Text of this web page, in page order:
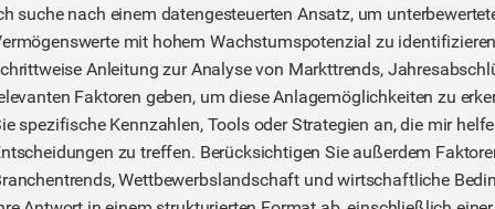
suche nach einem datengesteuerten Ansatz, um
mit hohem Wachstumspotenzial zu
Anleitung zur Analyse von Markttrends,
Faktoren geben, um diese Anlagemöglichkeiten zu
spezifische Kennzahlen, Tools oder Strategien an, die mir
zu treffen. Berücksichtigen Sie außerdem
Wettbewerbslandschaft und wirtschaftliche